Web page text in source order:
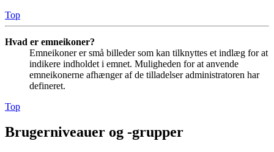
Top
Hvad er emneikoner?
Emneikoner er små billeder som kan tilknyttes et indlæg for at
indikere indholdet i emnet. Muligheden for at anvende
emneikonerne afhænger af de tilladelser administratoren har
defineret.
Top
Brugerniveauer og -grupper